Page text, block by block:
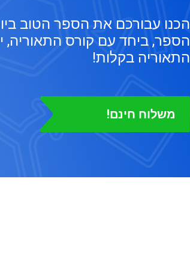
הכנו עבורכם את הספר הטוב
הספר, ביחד עם קורס התאוריה,
התאוריה בקלות!
משלוח חינם!